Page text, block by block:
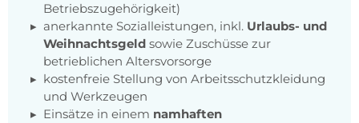
Betriebszugehörigkeit)
anerkannte Sozialleistungen, inkl. Urlaubs- und
Weihnachtsgeld sowie Zuschüsse zur
betrieblichen Altersvorsorge
kostenfreie Stellung von Arbeitsschutzkleidung
und Werkzeugen
Einsätze in einem namhaften